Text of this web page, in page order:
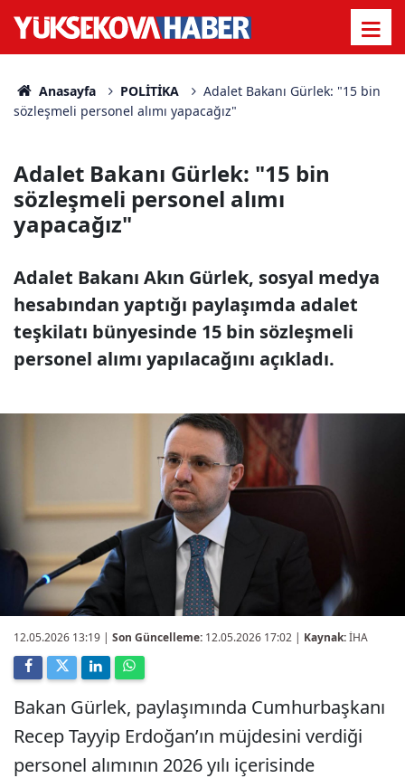
Anasayfa POLİTİKA
Adalet Bakanı Gürlek: "15 bin
sözleşmeli personel alımı yapacağız"
Adalet Bakanı Gürlek: "15 bin
sözleşmeli personel alımı
yapacağız"
Adalet Bakanı Akın Gürlek, sosyal medya
hesabından yaptığı paylaşımda adalet
teşkilatı bünyesinde 15 bin sözleşmeli
personel alımı yapılacağını açıkladı.
12.05.2026 13:19 | Son Güncelleme: 12.05.2026 17:02 | Kaynak:İHA
Bakan Gürlek, paylaşımında Cumhurbaşkanı
Recep Tayyip Erdoğan’ın müjdesini verdiği
personel alımının 2026 yılı içerisinde